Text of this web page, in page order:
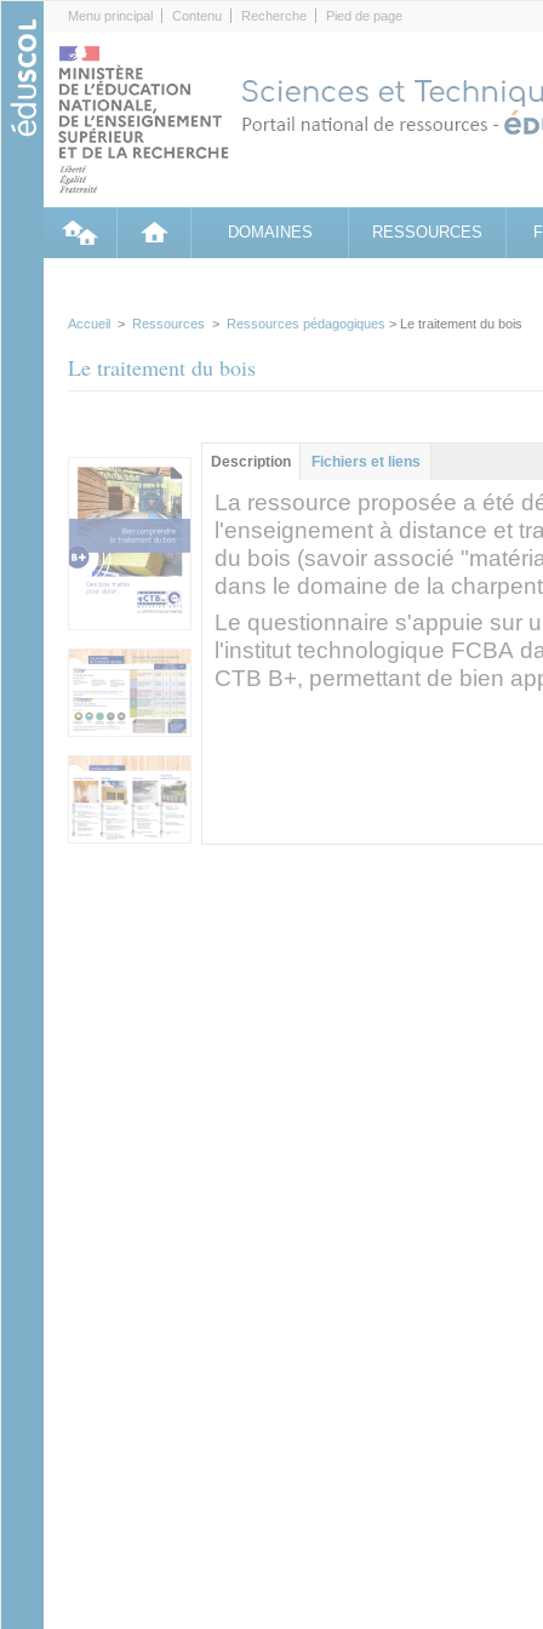
Menu principal Contenu Recherche Pied de page
DOMAINES RESSOURCES
Accueil > Ressources > Ressources pédagogiques > Le traitement du bois
Le traitement du bois
Contenu principal
Description (onglet
actif)
Fichiers et liens
La ressource proposée a été
l'enseignement à distance et
du bois (savoir associé
dans le domaine de la
Le questionnaire s'appuie sur
l'institut technologique FCBA
CTB B+, permettant de bien